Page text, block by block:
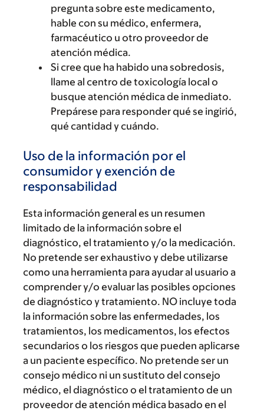
pregunta sobre este medicamento,
hable con su médico, enfermera,
farmacéutico u otro proveedor de
atención médica.
Si cree que ha habido una sobredosis,
llame al centro de toxicología local o
busque atención médica de inmediato.
Prepárese para responder qué se ingirió,
qué cantidad y cuándo.
Uso de la información por el
consumidor y exención de
responsabilidad
Esta información general es un resumen
limitado de la información sobre el
diagnóstico, el tratamiento y/o la medicación.
No pretende ser exhaustivo y debe utilizarse
como una herramienta para ayudar al usuario a
comprender y/o evaluar las posibles opciones
de diagnóstico y tratamiento. NO incluye toda
la información sobre las enfermedades, los
tratamientos, los medicamentos, los efectos
secundarios o los riesgos que pueden aplicarse
a un paciente específico. No pretende ser un
consejo médico ni un sustituto del consejo
médico, el diagnóstico o el tratamiento de un
proveedor de atención médica basado en el